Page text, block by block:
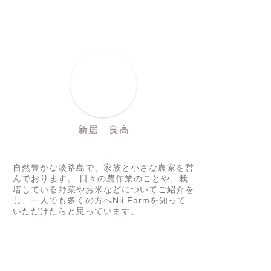
新居 良高
自然豊かな淡路島で、家族と小さな農家を営
んでおります。 日々の農作業のことや、栽
培している野菜やお米などについてご紹介を
し、一人でも多くの方へNii Farmを知って
いただけたらと思っています。